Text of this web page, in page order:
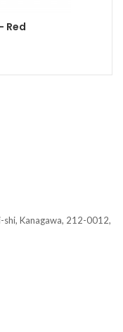
Red
shi, Kanagawa, 212-0012,